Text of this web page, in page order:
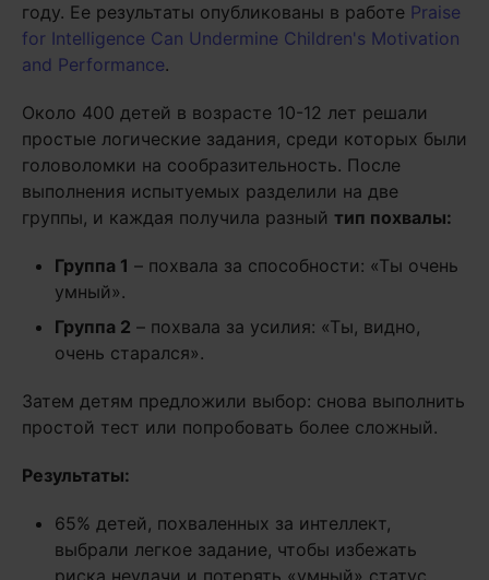
году. Ее результаты опубликованы в работе Praise
for Intelligence Can Undermine Children's Motivation
and Performance.
Около 400 детей в возрасте 10-12 лет решали
простые логические задания, среди которых были
головоломки на сообразительность. После
выполнения испытуемых разделили на две
группы, и каждая получила разный тип похвалы:
Группа 1 – похвала за способности: «Ты очень
умный».
Группа 2 – похвала за усилия: «Ты, видно,
очень старался».
Затем детям предложили выбор: снова выполнить
простой тест или попробовать более сложный.
Результаты:
65% детей, похваленных за интеллект,
выбрали легкое задание, чтобы избежать